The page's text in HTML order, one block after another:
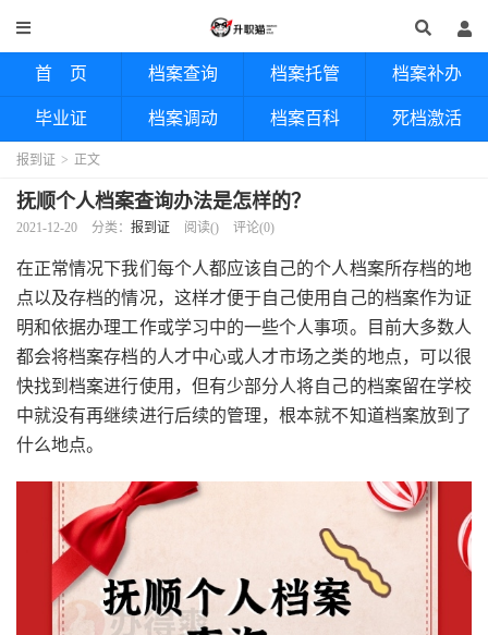
首 页 档案查询 档案托管 档案补办
毕业证 档案调动 档案百科 死档激活
报到证 > 正文
抚顺个人档案查询办法是怎样的？
2021-12-20 分类： 报到证 阅读() 评论(0)
在正常情况下我们每个人都应该自己的个人档案所存档的地
点以及存档的情况，这样才便于自己使用自己的档案作为证
明和依据办理工作或学习中的一些个人事项。目前大多数人
都会将档案存档的人才中心或人才市场之类的地点，可以很
快找到档案进行使用，但有少部分人将自己的档案留在学校
中就没有再继续进行后续的管理，根本就不知道档案放到了
什么地点。